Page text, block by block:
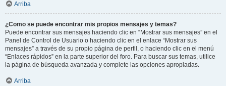
Arriba
¿Como se puede encontrar mis propios mensajes y temas?
Puede encontrar sus mensajes haciendo clic en “Mostrar sus mensajes” en el
Panel de Control de Usuario o haciendo clic en el enlace “Mostrar sus
mensajes” a través de su propio página de perfil, o haciendo clic en el menú
“Enlaces rápidos” en la parte superior del foro. Para buscar sus temas, utilice
la página de búsqueda avanzada y complete las opciones apropiadas.
Arriba